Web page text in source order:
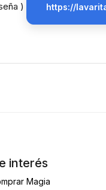
) https://
interés
Magia